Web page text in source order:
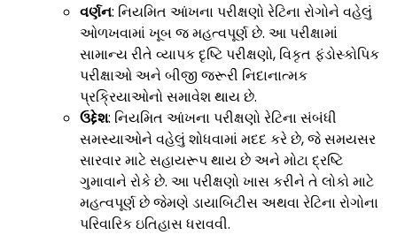
વર્ણન: નિયમિત આંખના પરીક્ષણો રેટિના રોગોને વહેલું
ઓળખવામાં ખૂબ જ મહત્વપૂર્ણ છે. આ પરીક્ષામાં
સામાન્ય રીતે વ્યાપક દૃષ્ટિ પરીક્ષણો, વિકૃત ફંડોસ્કોપિક
પરીક્ષાઓ અને બીજી જરૂરી નિદાનાત્મક
પ્રક્રિયાઓનો સમાવેશ થાય છે.
ઉદ્દેશ: નિયમિત આંખના પરીક્ષણો રેટિના સંબંધી
સમસ્યાઓને વહેલું શોધવામાં મદદ કરે છે, જે સમયસર
સારવાર માટે સહાયરૂપ થાય છે અને મોટા દ્રષ્ટિ
ગુમાવાને રોકે છે. આ પરીક્ષણો ખાસ કરીને તે લોકો માટે
મહત્વપૂર્ણ છે જેમણે ડાયાબિટીસ અથવા રેટિના રોગોના
પરિવારિક ઇતિહાસ ધરાવવી.